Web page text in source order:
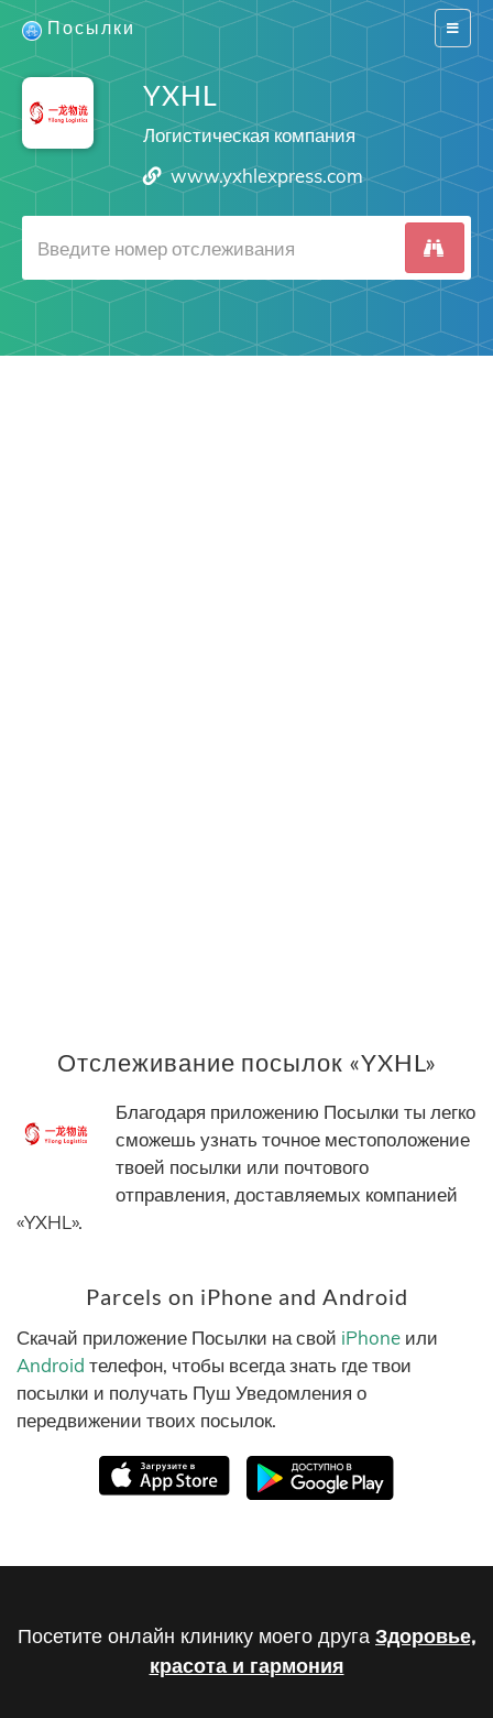
Switch
Посылки
YXHL
Логистическая компания
www.yxhlexpress.com
Отслеживание посылок «YXHL»
Благодаря приложению Посылки ты легко
сможешь узнать точное местоположение
твоей посылки или почтового
отправления, доставляемых компанией
«YXHL».
Parcels on iPhone and Android
Скачай приложение Посылки на свой iPhone или
Android телефон, чтобы всегда знать где твои
посылки и получать Пуш Уведомления о
передвижении твоих посылок.
Посетите онлайн клинику моего друга Здоровье,
красота и гармония